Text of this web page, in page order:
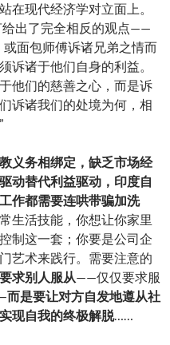
在现代经济学对立面上。
给出了完全相反的观点——
面包师傅诉诸兄弟之情而
诉诸于他们自身的利益。
他们的慈善之心，而是诉
诉诸我们的处境为何，相
义务相绑定，缺乏市场经
动替代利益驱动，印度自
作都需要连哄带骗加洗
生活技能，你想让你家里
制这一套；你要是公司企
艺术来践行。需要注意的
求别人服从——仅仅要求服
而是要让对方自发地遵从社
现自我的终极解脱……